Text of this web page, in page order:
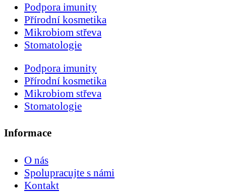
Podpora imunity
Přírodní kosmetika
Mikrobiom střeva
Stomatologie
Podpora imunity
Přírodní kosmetika
Mikrobiom střeva
Stomatologie
Informace
O nás
Spolupracujte s námi
Kontakt